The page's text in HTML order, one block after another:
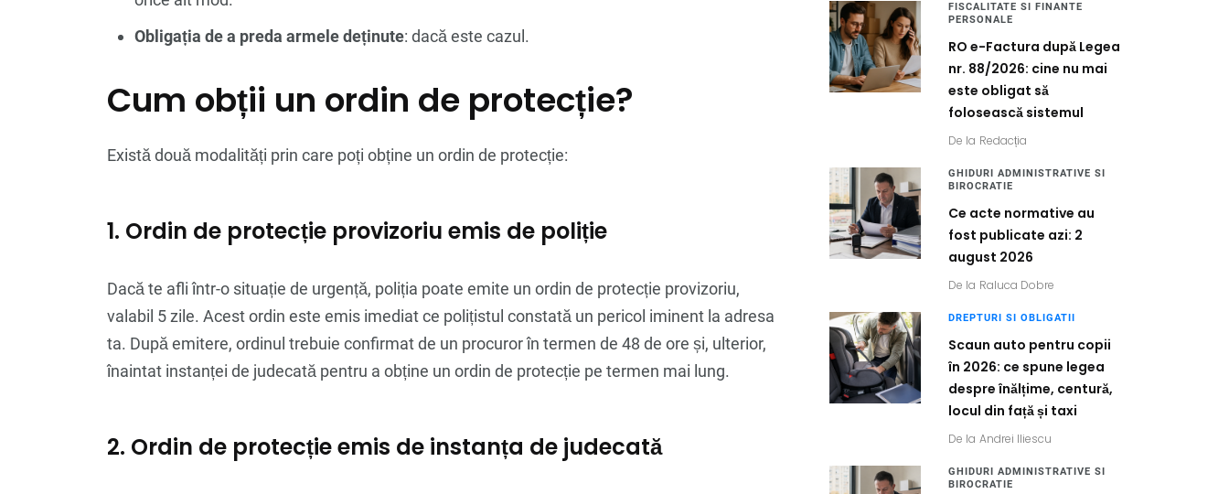
Obligația de a preda armele deținute: dacă este cazul.
Cum obții un ordin de protecție?
Există două modalități prin care poți obține un ordin de protecție:
1. Ordin de protecție provizoriu emis de poliție
Dacă te afli într-o situație de urgență, poliția poate emite un ordin de protecție provizoriu,
valabil 5 zile. Acest ordin este emis imediat ce polițistul constată un pericol iminent la adresa
ta. După emitere, ordinul trebuie confirmat de un procuror în termen de 48 de ore și, ulterior,
înaintat instanței de judecată pentru a obține un ordin de protecție pe termen mai lung.
2. Ordin de protecție emis de instanța de judecată
FISCALITATE SI FINANTE
PERSONALE
RO e-Factura după Legea
nr. 88/2026: cine nu mai
este obligat să
folosească sistemul
De la Redacția
GHIDURI ADMINISTRATIVE SI
BIROCRATIE
Ce acte normative au
fost publicate azi: 2
august 2026
De la Raluca Dobre
DREPTURI SI OBLIGATII
Scaun auto pentru copii
în 2026: ce spune legea
despre înălțime, centură,
locul din față și taxi
De la Andrei Iliescu
GHIDURI ADMINISTRATIVE SI
BIROCRATIE